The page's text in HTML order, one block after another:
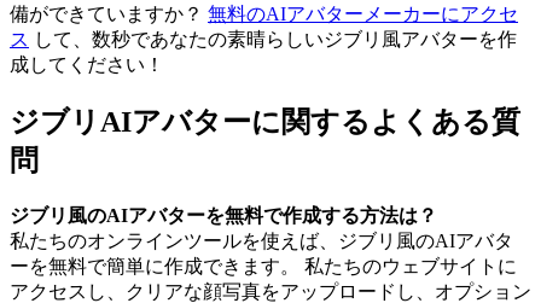
備ができていますか？ 無料のAIアバターメーカーにアクセ
ス して、数秒であなたの素晴らしいジブリ風アバターを作
成してください！
ジブリAIアバターに関するよくある質
問
ジブリ風のAIアバターを無料で作成する方法は？
私たちのオンラインツールを使えば、ジブリ風のAIアバタ
ーを無料で簡単に作成できます。 私たちのウェブサイトに
アクセスし、クリアな顔写真をアップロードし、オプション